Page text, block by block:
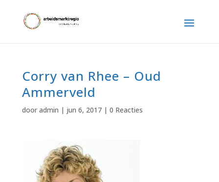
Corry van Rhee – Oud
Ammerveld
door admin | jun 6, 2017| 0 Reacties